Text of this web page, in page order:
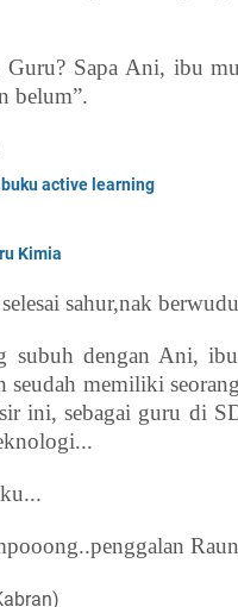
Sapa Ani, ibu
belum”.
active learning
Kimia
sahur,nak
subuh dengan Ani,
seudah memiliki
ini, sebagai guru di